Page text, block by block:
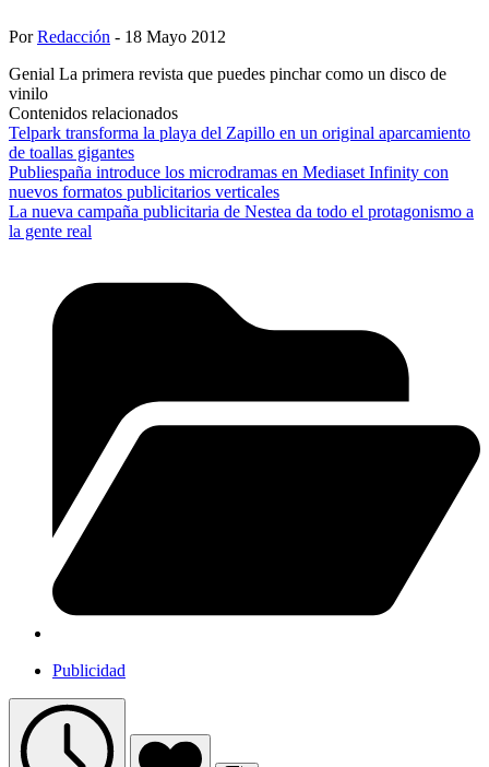
PorRedacción - 18 Mayo 2012
Genial La primera revista que puedes pinchar como un disco de
vinilo
Contenidos relacionados
Telpark transforma la playa del Zapillo en un original aparcamiento
de toallas gigantes
Publiespaña introduce los microdramas en Mediaset Infinity con
nuevos formatos publicitarios verticales
La nueva campaña publicitaria de Nestea da todo el protagonismo a
la gente real
Publicidad